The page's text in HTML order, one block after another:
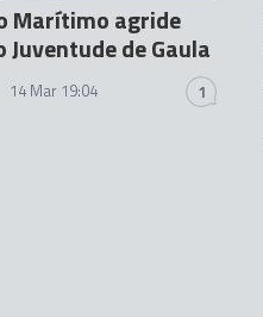
Marítimo agride
de Gaula
14 Mar 19:04 1